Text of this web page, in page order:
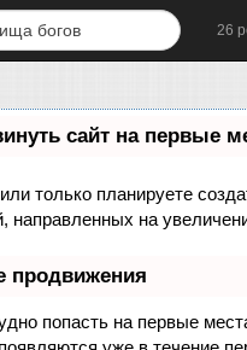
26
сайт на первые
только планируете
направленных на
продвижения
попасть на первые